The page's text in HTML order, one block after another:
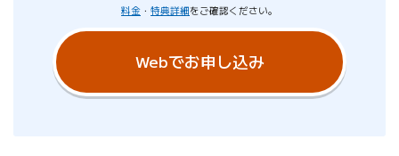
料金 ・ 特典詳細をご確認ください。
Webでお申し込み